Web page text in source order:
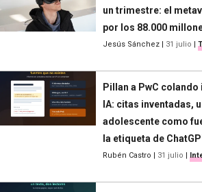
un trimestre: el
por los 88.000
Jesús Sánchez 31 julio
Pillan a PwC
IA: citas inventadas,
adolescente como
la etiqueta de
Rubén Castro 31 julio